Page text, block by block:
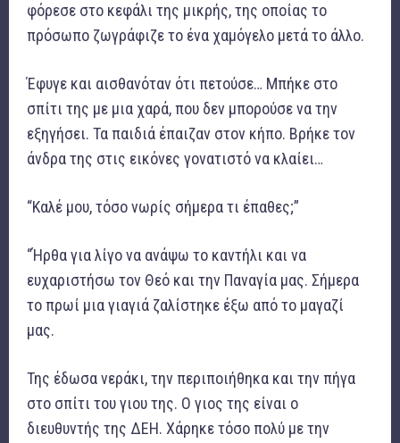
φόρεσε στο κεφάλι της μικρής, της οποίας το
πρόσωπο ζωγράφιζε το ένα χαμόγελο μετά το άλλο.
Έφυγε και αισθανόταν ότι πετούσε… Μπήκε στο
σπίτι της με μια χαρά, που δεν μπορούσε να την
εξηγήσει. Τα παιδιά έπαιζαν στον κήπο. Βρήκε τον
άνδρα της στις εικόνες γονατιστό να κλαίει…
“Καλέ μου, τόσο νωρίς σήμερα τι έπαθες;”
“Ήρθα για λίγο να ανάψω το καντήλι και να
ευχαριστήσω τον Θεό και την Παναγία μας. Σήμερα
το πρωί μια γιαγιά ζαλίστηκε έξω από το μαγαζί
μας.
Της έδωσα νεράκι, την περιποιήθηκα και την πήγα
στο σπίτι του γιου της. Ο γιος της είναι ο
διευθυντής της ΔΕΗ. Χάρηκε τόσο πολύ με την